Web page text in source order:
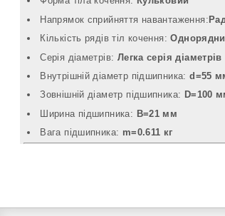
Напрямок сприйняття навантаження:
Кількість рядів тіл кочення:
Серія діаметрів: Легка серія діаметрів
Внутрішній діаметр підшипника:d=55
Зовнішній діаметр підшипника: D=100
Ширина підшипника: B=21 мм
Вага підшипника: m=0.611 кг